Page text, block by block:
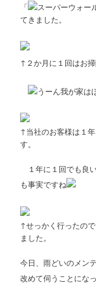
「
スーパーウォー
てきました。
↑２か月に１回はお
うーん我が家は
↑当社のお客様は１
す。
１年に１回でも良
も事実ですね
↑せっかく行ったの
ました。
今日、雨どいのメン
改めて伺うことにな